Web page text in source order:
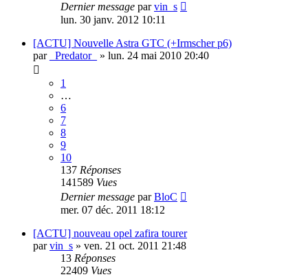
Dernier message parvin_s
lun. 30 janv. 2012 10:11
[ACTU] Nouvelle Astra GTC (+Irmscher p6)
par
_Predator_ » lun. 24 mai 2010 20:40
1
…
6
7
8
9
10
137 Réponses
141589 Vues
Dernier message parBloC
mer. 07 déc. 2011 18:12
[ACTU] nouveau opel zafira tourer
parvin_s » ven. 21 oct. 2011 21:48
13 Réponses
22409 Vues